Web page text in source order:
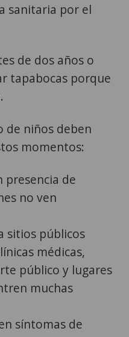
sanitaria por el
de dos años o
tapabocas porque
de niños deben
momentos:
presencia de
no ven
sitios públicos
médicas,
público y lugares
muchas
síntomas de